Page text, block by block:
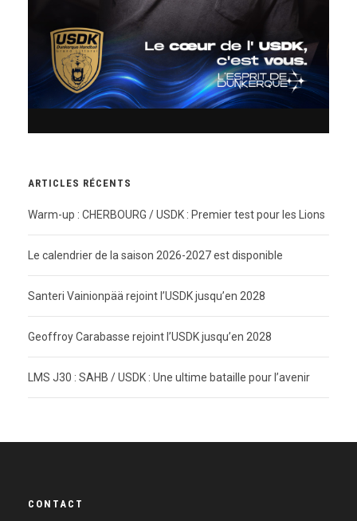
ARTICLES RÉCENTS
Warm-up : CHERBOURG / USDK : Premier test pour les Lions
Le calendrier de la saison 2026-2027 est disponible
Santeri Vainionpää rejoint l’USDK jusqu’en 2028
Geoffroy Carabasse rejoint l’USDK jusqu’en 2028
LMS J30 : SAHB / USDK : Une ultime bataille pour l’avenir
CONTACT